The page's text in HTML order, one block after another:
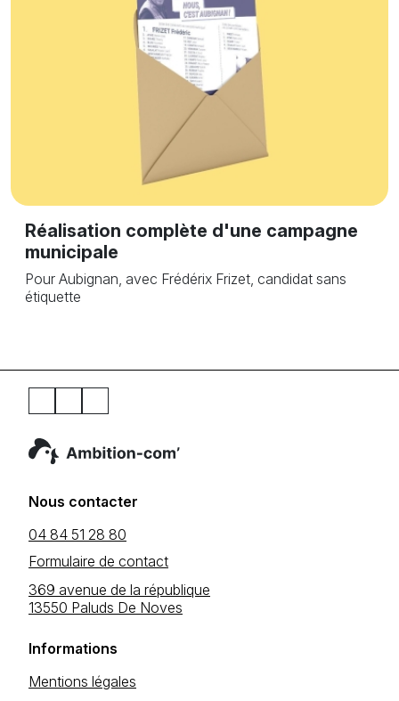
Réalisation complète d'une campagne
municipale
Pour Aubignan, avec Frédérix Frizet, candidat sans
étiquette
Nous contacter
04 84 51 28 80
Formulaire de contact
369 avenue de la république
13550 Paluds De Noves
Informations
Mentions légales